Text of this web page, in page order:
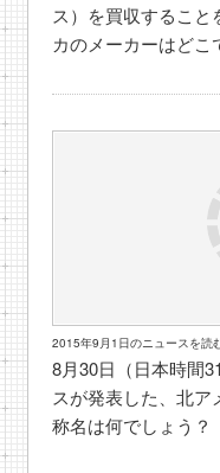
ス）を買収すること
カのメーカーはどこ
2015年9月1日のニュースを読
8月30日（日本時間
スが発表した、北
称名は何でしょう？